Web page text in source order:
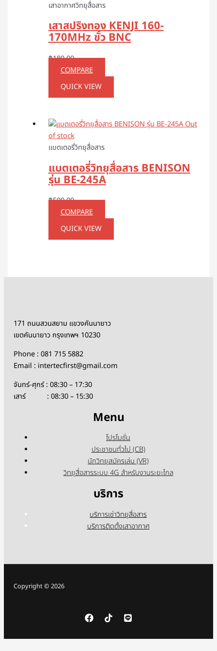
เสาอากาศวิทยุสื่อสาร
เสาสปริงทอง KENJI 160-
170MHz ขั้ว BNC
฿180.00
COMPARE
QUICK VIEW
Out
of stock
แบตเตอรี่วิทยุสื่อสาร
แบตเตอรี่วิทยุสื่อสาร BENISON
รุ่น BE-245A
฿500.00
COMPARE
QUICK VIEW
171 ถนนสวนสยาม แขวงคันนายาว
เขตคันนายาว กรุงเทพฯ 10230
Phone : 081 715 5882
Email : intertecfirst@gmail.com
จันทร์-ศุกร์ : 08:30 – 17:30
เสาร์ : 08:30 – 15:30
Menu
โปรโมชั่น
ประชาชนทั่วไป (CB)
นักวิทยุสมัครเล่น (VR)
วิทยุสื่อสารระบบ 4G สำหรับงานระยะไกล
บริการ
บริการเช่าวิทยุสื่อสาร
บริการติดตั้งเสาอากาศ
Copyright © 2026